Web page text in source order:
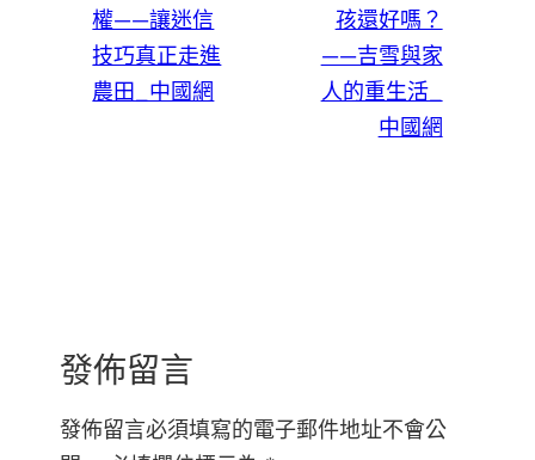
權——讓迷信
技巧真正走進
農田_中國網
孩還好嗎？
——吉雪與家
人的重生活_
中國網
發佈留言
發佈留言必須填寫的電子郵件地址不會公